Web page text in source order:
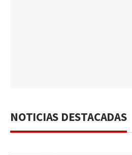
NOTICIAS DESTACADAS